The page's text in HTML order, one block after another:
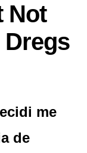
Not
me
de